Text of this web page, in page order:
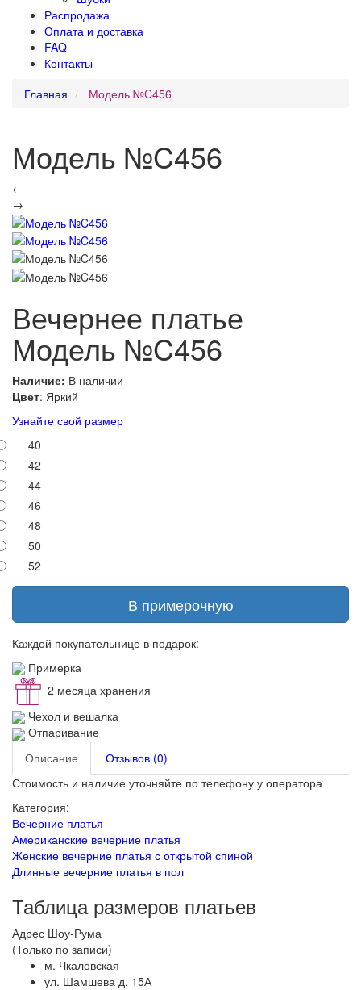
Распродажа
Оплата и доставка
FAQ
Контакты
Главная
Модель №C456
Модель №C456
←
→
Вечернее платье
Модель №C456
Наличие: В наличии
Цвет: Яркий
Узнайте свой размер
40
42
44
46
48
50
52
В примерочную
Каждой покупательнице в подарок:
Примерка
2 месяца хранения
Чехол и вешалка
Отпаривание
Описание
Отзывов (0)
Стоимость и наличие уточняйте по телефону у оператора
Категория:
Вечерние платья
Американские вечерние платья
Женские вечерние платья с открытой спиной
Длинные вечерние платья в пол
Таблица размеров платьев
Адрес Шоу-Рума
(Только по записи)
м. Чкаловская
ул. Шамшева д. 15А